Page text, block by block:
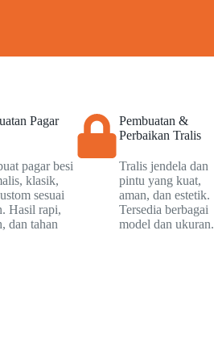
Pagar
pagar besi
klasik,
sesuai
Hasil rapi,
dan tahan
Pembuatan &
Perbaikan Tralis
Tralis jendela dan
pintu yang kuat,
aman, dan estetik.
Tersedia berbagai
model dan ukuran.